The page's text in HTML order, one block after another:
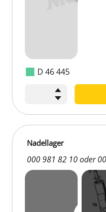
D 46 445
Nadellager
000 981 82 10 oder